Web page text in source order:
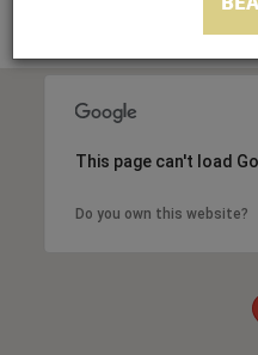
This page can't load
Do you own this website?